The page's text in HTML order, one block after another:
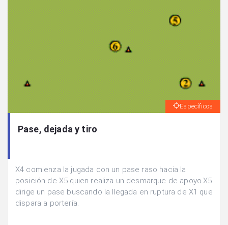
Específicos
Pase, dejada y tiro
X4 comienza la jugada con un pase raso hacia la
posición de X5 quien realiza un desmarque de apoyo.X5
dirige un pase buscando la llegada en ruptura de X1 que
dispara a portería.